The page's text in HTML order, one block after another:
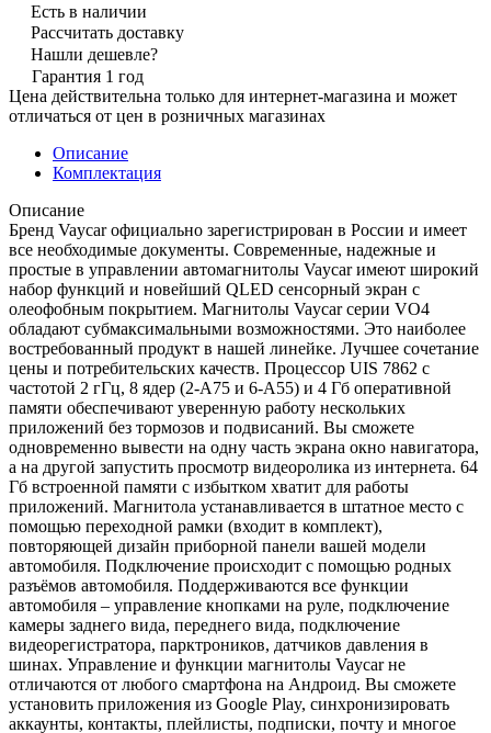
Есть в наличии
Рассчитать доставку
Нашли дешевле?
Гарантия 1 год
Цена действительна только для интернет-магазина и может
отличаться от цен в розничных магазинах
Описание
Комплектация
Описание
Бренд Vaycar официально зарегистрирован в России и имеет
все необходимые документы. Современные, надежные и
простые в управлении автомагнитолы Vaycar имеют широкий
набор функций и новейший QLED сенсорный экран с
олеофобным покрытием. Магнитолы Vaycar серии VО4
обладают субмаксимальными возможностями. Это наиболее
востребованный продукт в нашей линейке. Лучшее сочетание
цены и потребительских качеств. Процессор UIS 7862 с
частотой 2 гГц, 8 ядер (2-А75 и 6-А55) и 4 Гб оперативной
памяти обеспечивают уверенную работу нескольких
приложений без тормозов и подвисаний. Вы сможете
одновременно вывести на одну часть экрана окно навигатора,
а на другой запустить просмотр видеоролика из интернета. 64
Гб встроенной памяти с избытком хватит для работы
приложений. Магнитола устанавливается в штатное место с
помощью переходной рамки (входит в комплект),
повторяющей дизайн приборной панели вашей модели
автомобиля. Подключение происходит с помощью родных
разъёмов автомобиля. Поддерживаются все функции
автомобиля – управление кнопками на руле, подключение
камеры заднего вида, переднего вида, подключение
видеорегистратора, парктроников, датчиков давления в
шинах. Управление и функции магнитолы Vaycar не
отличаются от любого смартфона на Андроид. Вы сможете
установить приложения из Google Play, синхронизировать
аккаунты, контакты, плейлисты, подписки, почту и многое